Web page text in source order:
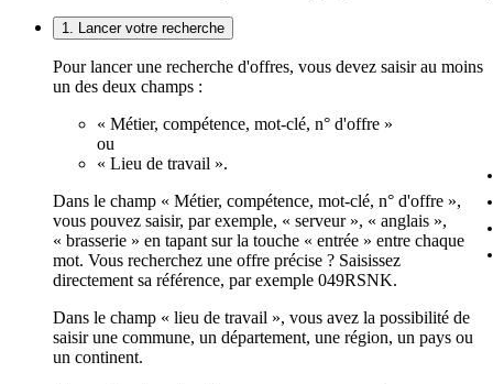
1. Lancer votre recherche
Pour lancer une recherche d'offres, vous devez saisir au moins
un des deux champs :
« Métier, compétence, mot-clé, n° d'offre »
ou
« Lieu de travail ».
Dans le champ « Métier, compétence, mot-clé, n° d'offre »,
vous pouvez saisir, par exemple, « serveur », « anglais »,
« brasserie » en tapant sur la touche « entrée » entre chaque
mot. Vous recherchez une offre précise ? Saisissez
directement sa référence, par exemple 049RSNK.
Dans le champ « lieu de travail », vous avez la possibilité de
saisir une commune, un département, une région, un pays ou
un continent.